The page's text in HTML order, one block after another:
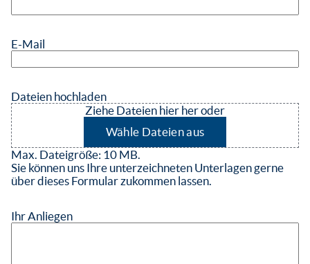
E-Mail
Dateien hochladen
Ziehe Dateien hier her oder
Wähle Dateien aus
Max. Dateigröße: 10 MB.
Sie können uns Ihre unterzeichneten Unterlagen gerne
über dieses Formular zukommen lassen.
Ihr Anliegen